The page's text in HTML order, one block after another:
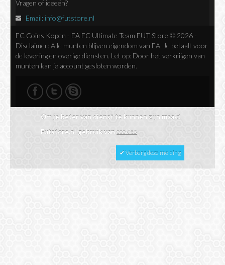
Vragen of ideeën?
Email: info@futstore.nl
FC Coins Kopen - EA FC Ultimate Team FUT Store © 2026 -
Disclaimer: Alle munten blijven eigendom van EA. Je betaalt voor
de levering en overige diensten. Let op: Door het verkrijgen van
munten kan je account gesloten worden.
Om je beter van dienst te kunnen zijn maakt
Futstore.nl gebruik vancookies.
✔ Verberg deze melding